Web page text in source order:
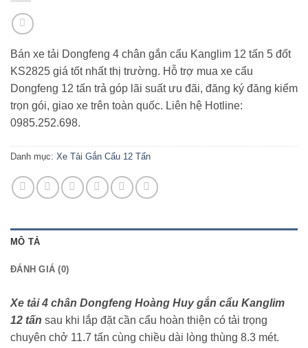
Bán xe tải Dongfeng 4 chân gắn cẩu Kanglim 12 tấn 5 đốt
KS2825 giá tốt nhất thị trường. Hỗ trợ mua xe cẩu
Dongfeng 12 tấn trả góp lãi suất ưu đãi, đăng ký đăng kiểm
trọn gói, giao xe trên toàn quốc. Liên hệ Hotline:
0985.252.698.
Danh mục: Xe Tải Gắn Cẩu 12 Tấn
MÔ TẢ
ĐÁNH GIÁ (0)
Xe tải 4 chân Dongfeng Hoàng Huy gắn cẩu Kanglim
12 tấn sau khi lắp đặt cần cẩu hoàn thiện có tải trọng
chuyên chở 11.7 tấn cùng chiều dài lòng thùng 8.3 mét.